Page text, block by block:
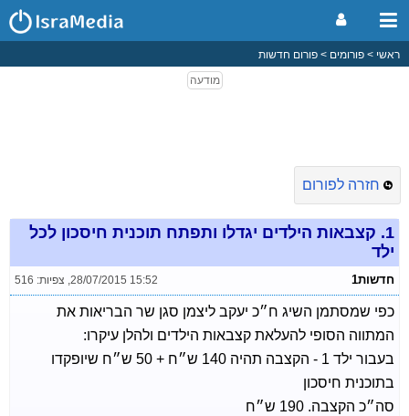
ראשי פורומים פורום חדשות
חזרה לפורום
1. קצבאות הילדים יגדלו ותפתח תוכנית חיסכון לכל
ילד
חדשות1 28/07/2015 15:52
, צפיות: 516
כפי שמסתמן השיג ח״כ יעקב ליצמן סגן שר הבריאות את
המתווה הסופי להעלאת קצבאות הילדים ולהלן עיקרו:
בעבור ילד 1 - הקצבה תהיה 140 ש״ח + 50 ש״ח שיופקדו
בתוכנית חיסכון
סה״כ הקצבה. 190 ש״ח